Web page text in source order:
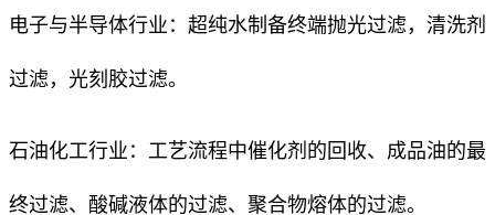
电子与半导体行业：超纯水制备终端抛光过滤，清洗剂
过滤，光刻胶过滤。
石油化工行业：工艺流程中催化剂的回收、成品油的最
终过滤、酸碱液体的过滤、聚合物熔体的过滤。